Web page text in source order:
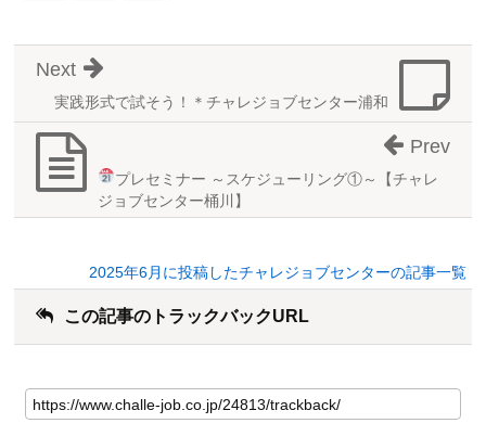
実践形式で試そう！＊チャレジョブセンター浦和
Next
プレセミナー ～スケジューリング①～【チャレ
ジョブセンター桶川】
Prev
2025年6月に投稿したチャレジョブセンターの記事一覧
この記事のトラックバックURL
の
記